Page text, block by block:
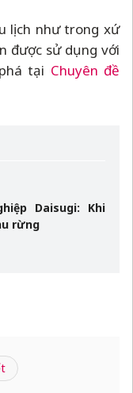
lịch như trong xứ
được sử dụng với
tại Chuyên đề
Daisugi: Khi
rừng